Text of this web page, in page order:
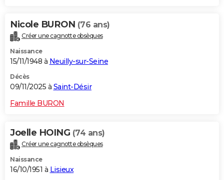
Nicole BURON (76 ans)
Créer une cagnotte obsèques
Naissance
15/11/1948 à Neuilly-sur-Seine
Décès
09/11/2025 à Saint-Désir
Famille BURON
Joelle HOING (74 ans)
Créer une cagnotte obsèques
Naissance
16/10/1951 à Lisieux